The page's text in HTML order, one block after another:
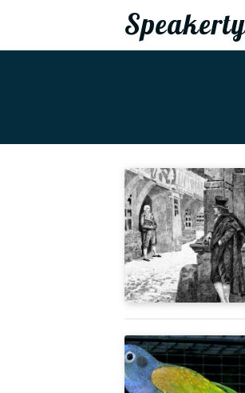
Speakerty